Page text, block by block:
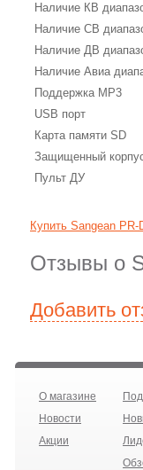
Наличие КВ
Наличие СВ
Наличие ДВ
Наличие Авиа
Поддержка MP3
USB порт
Карта памяти SD
Защищенный
Пульт ДУ
Купить Sangean
Отзывы о
Добавить
О магазине
Новости
Акции